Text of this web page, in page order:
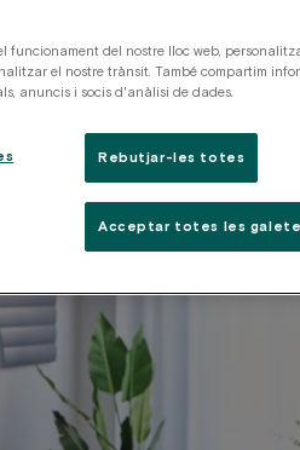
funcionament del nostre lloc web,
el nostre trànsit. També compartim
anuncis i socis d'anàlisi de dades.
Rebutjar-les totes
Acceptar totes les